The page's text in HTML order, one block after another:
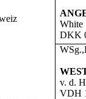
White
DKK
v. d.
VDH